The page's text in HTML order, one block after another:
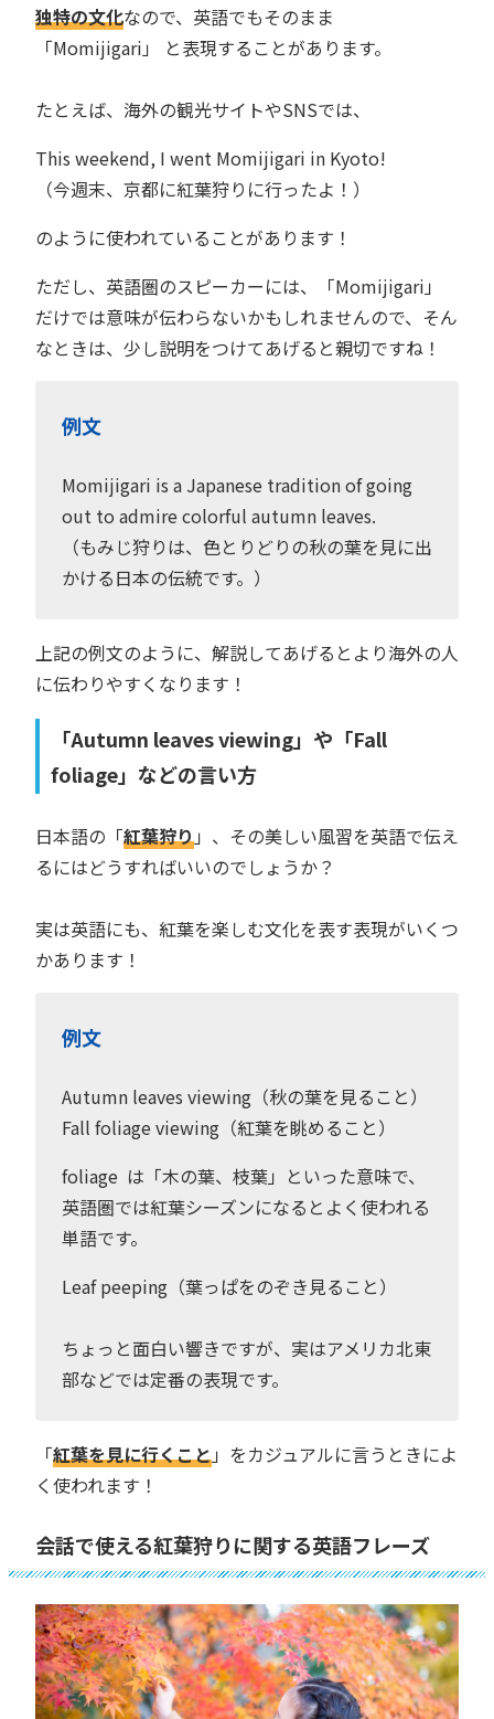
独特の文化なので、英語でもそのまま
「Momijigari」 と表現することがあります。
たとえば、海外の観光サイトやSNSでは、
This weekend, I went Momijigari in Kyoto!
（今週末、京都に紅葉狩りに行ったよ！）
のように使われていることがあります！
ただし、英語圏のスピーカーには、「Momijigari」
だけでは意味が伝わらないかもしれませんので、そん
なときは、少し説明をつけてあげると親切ですね！
例文
Momijigari is a Japanese tradition of going
out to admire colorful autumn leaves.
（もみじ狩りは、色とりどりの秋の葉を見に出
かける日本の伝統です。）
上記の例文のように、解説してあげるとより海外の人
に伝わりやすくなります！
「Autumn leaves viewing」や「Fall
foliage」などの言い方
日本語の「紅葉狩り」、その美しい風習を英語で伝え
るにはどうすればいいのでしょうか？
実は英語にも、紅葉を楽しむ文化を表す表現がいくつ
かあります！
例文
Autumn leaves viewing（秋の葉を見ること）
Fall foliage viewing（紅葉を眺めること）
foliage は「木の葉、枝葉」といった意味で、
英語圏では紅葉シーズンになるとよく使われる
単語です。
Leaf peeping（葉っぱをのぞき見ること）
ちょっと面白い響きですが、実はアメリカ北東
部などでは定番の表現です。
「紅葉を見に行くこと」をカジュアルに言うときによ
く使われます！
会話で使える紅葉狩りに関する英語フレーズ